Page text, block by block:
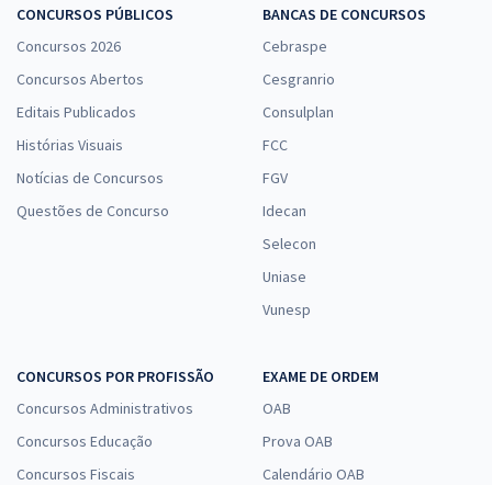
CONCURSOS PÚBLICOS
Concursos 2026
Concursos Abertos
Editais Publicados
Histórias Visuais
Notícias de Concursos
Questões de Concurso
BANCAS DE CONCURSOS
Cebraspe
Cesgranrio
Consulplan
FCC
FGV
Idecan
Selecon
Uniase
Vunesp
CONCURSOS POR PROFISSÃO
Concursos Administrativos
Concursos Educação
Concursos Fiscais
EXAME DE ORDEM
OAB
Prova OAB
Calendário OAB